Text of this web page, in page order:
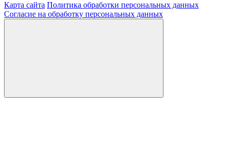
Карта сайта Политика обработки персональных данных
Согласие на обработку персональных данных